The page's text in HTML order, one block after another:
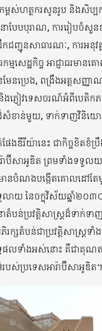
ពស់ហត្ថករសូនរូប និងសិប្បក
បែបបុរាណ, ការរៀបចំសួ
ញ្ជូនសាធារណៈ, ការអនុវ
ម្មសេដ្ឋកិច្ច អាជ្ញាធរម
េង, ពង្រឹងអត្តសញ្ញាណជ
និងភ្ញៀវទេសចរណ៍អំពីបេតិ
សំខាន់មួយ, ទាក់ទាញវិនិយោ
ងឌីរីយ៉ានេះ ជាកិច្ចខិតខំប្
ប៊ីសាអូឌិត ព្រមទាំងទទួលយ
ានបំណងបង្កើតគោលដៅតែ
ាយ នៃចក្ខុវិស័យឆ្នាំ២០៣
បន់ប្រវត្តិសាស្រ្តដ៏ទាក់ទា
រក្សតំបន់ជាប្រវត្តិសាស្រ្
ផលទាំងអស់នោះ គឺជាគុណ
ម៌របស់ប្រទេសអារ៉ាប៊ីសាអូឌិត។